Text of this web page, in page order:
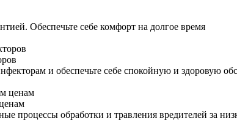
Обеспечьте себе комфорт на долгое время
и обеспечьте себе спокойную и здоровую
процессы обработки и травления вредителей за